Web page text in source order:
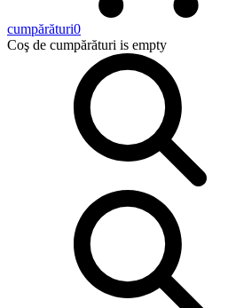
cumpărături0
Coş de cumpărături is empty